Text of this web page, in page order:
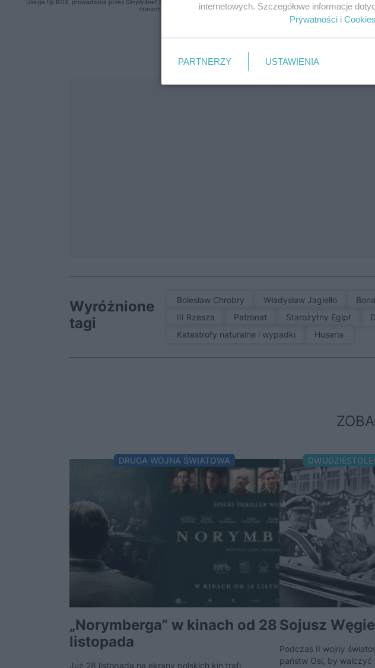
Wyróżnione
tagi
Bolesław Chrobry Władysław Jagiełło
III Rzesza
patronat Starożytny Egipt
Katastrofy naturalne i wypadki
Husaria
DRUGA WOJNA ŚWIATOWA
„Norymberga” w kinach od 28
listopada
Już 28 listopada na ekrany polskich kin trafi
Sojusz
Podczas II wojny
państw Osi, by walczyć
internetowych. Szczegółowe informacje
Prywatności i Cookies
PARTNERZY USTAWIENIA